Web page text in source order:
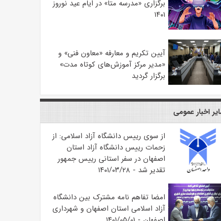
برگزاری «مدرسه متا» در ایام عید نوروز
۱۴۰۱
آیین تکریم و معارفه «معاون فنی» و
«مدیر مرکز آموزش‌های کوتاه مدت»
برگزار گردید
اخبار عمومی
از سوی رییس دانشگاه آزاد اسلامی: از
زحمات رییس دانشگاه آزاد استان
اصفهان در سفر استانی رییس جمهور
تقدیر شد - ۱۴۰۱/۰۳/۲۸
امضا تفاهم نامه مشترک بین دانشگاه
آزاد اسلامی استان اصفهان و شهرداری